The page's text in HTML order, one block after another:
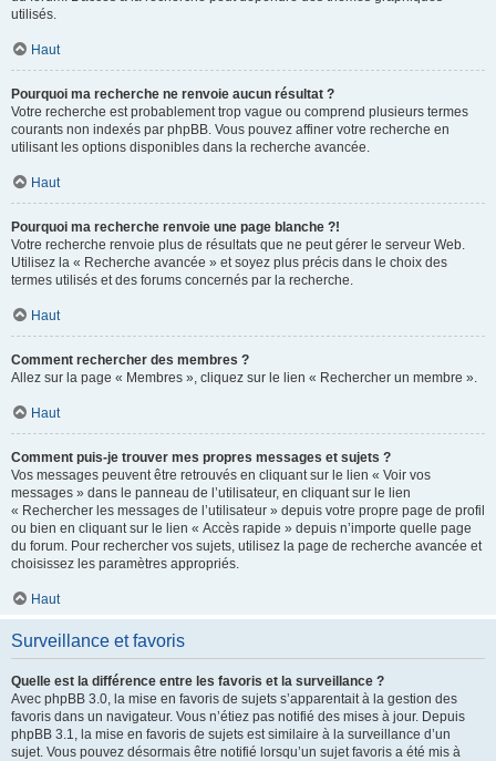
utilisés.
Haut
Pourquoi ma recherche ne renvoie aucun résultat ?
Votre recherche est probablement trop vague ou comprend plusieurs termes
courants non indexés par phpBB. Vous pouvez affiner votre recherche en
utilisant les options disponibles dans la recherche avancée.
Haut
Pourquoi ma recherche renvoie une page blanche ?!
Votre recherche renvoie plus de résultats que ne peut gérer le serveur Web.
Utilisez la « Recherche avancée » et soyez plus précis dans le choix des
termes utilisés et des forums concernés par la recherche.
Haut
Comment rechercher des membres ?
Allez sur la page « Membres », cliquez sur le lien « Rechercher un membre ».
Haut
Comment puis-je trouver mes propres messages et sujets ?
Vos messages peuvent être retrouvés en cliquant sur le lien « Voir vos
messages » dans le panneau de l’utilisateur, en cliquant sur le lien
« Rechercher les messages de l’utilisateur » depuis votre propre page de profil
ou bien en cliquant sur le lien « Accès rapide » depuis n’importe quelle page
du forum. Pour rechercher vos sujets, utilisez la page de recherche avancée et
choisissez les paramètres appropriés.
Haut
Surveillance et favoris
Quelle est la différence entre les favoris et la surveillance ?
Avec phpBB 3.0, la mise en favoris de sujets s’apparentait à la gestion des
favoris dans un navigateur. Vous n’étiez pas notifié des mises à jour. Depuis
phpBB 3.1, la mise en favoris de sujets est similaire à la surveillance d’un
sujet. Vous pouvez désormais être notifié lorsqu’un sujet favoris a été mis à